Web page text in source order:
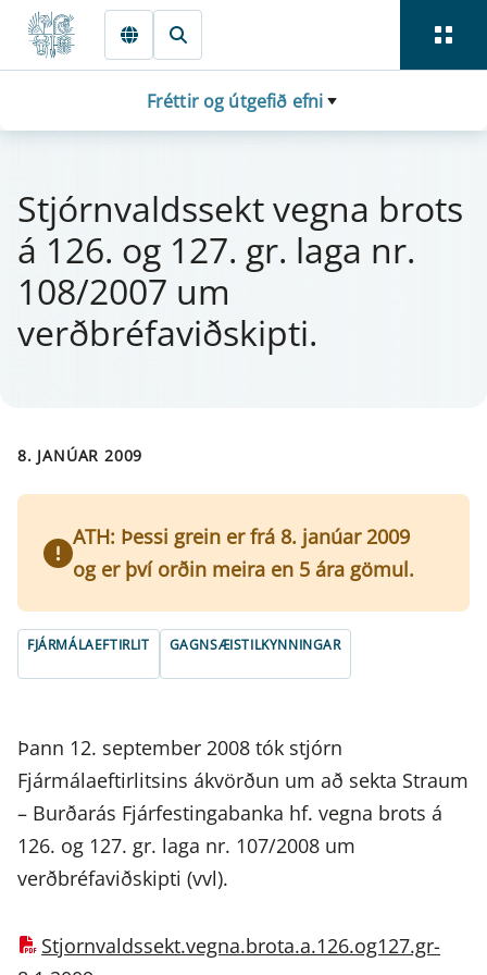
Fara beint í Meginmál
Fréttir og útgefið efni
Stjórn­vald­ssekt vegna brots
á 126. og 127. gr. laga nr.
108/2007 um
verðbréfaviðskipti.
8. JANÚAR 2009
ATH: Þessi grein er frá 8. janúar 2009
og er því orðin meira en 5 ára gömul.
FJÁRMÁLAEFTIRLIT GAGNSÆISTILKYNNINGAR
Þann 12. september 2008 tók stjórn
Fjármálaeftirlitsins ákvörðun um að sekta Straum
– Burðarás Fjárfestingabanka hf. vegna brots á
126. og 127. gr. laga nr. 107/2008 um
verðbréfaviðskipti (vvl).
Stjornvaldssekt.vegna.brota.a.126.og127.gr-